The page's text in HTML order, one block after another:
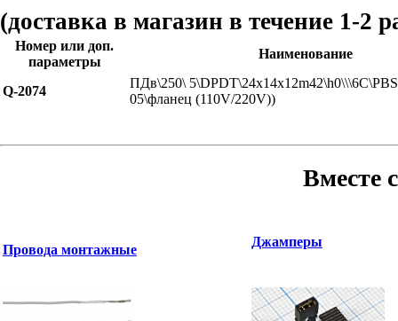
(доставка в магазин в течение 1-2
Номер или доп.
параметры
Наименование
Q-2074
ПДв\250\
05\фланец (110V/220V))
Вместе
Провода монтажные
Джамперы